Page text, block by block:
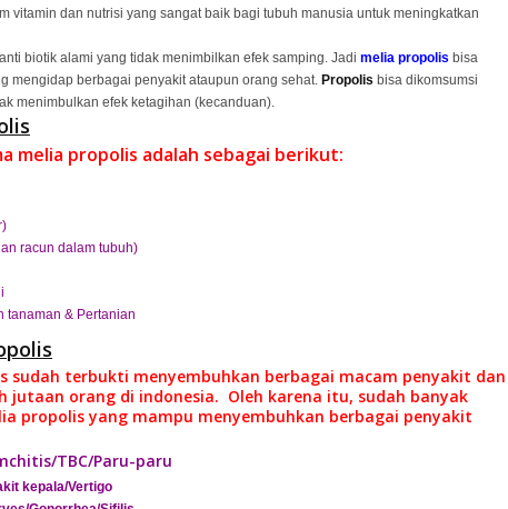
vitamin dan nutrisi yang sangat baik bagi tubuh manusia untuk meningkatkan
biotik alami yang tidak menimbilkan efek samping. Jadi melia propolis bisa
mengidap berbagai penyakit ataupun orang sehat. Propolis bisa dikomsumsi
menimbulkan efek ketagihan (kecanduan).
melia propolis adalah sebagai berikut:
racun dalam tubuh)
tanaman & Pertanian
sudah terbukti menyembuhkan berbagai macam penyakit dan
jutaan orang di indonesia. Oleh karena itu, sudah banyak
propolisyang mampu menyembuhkan berbagai penyakit
TBC/Paru-paru
kepala/Vertigo